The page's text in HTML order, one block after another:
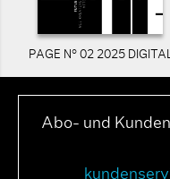
PAGE N° 02 2025
Abo- und